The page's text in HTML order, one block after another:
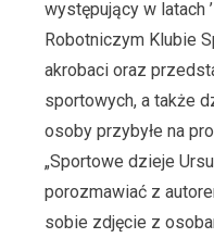
występujący w latach
Robotniczym Klubie
akrobaci oraz
sportowych, a także
osoby przybyłe na
„Sportowe dzieje
porozmawiać z
sobie zdjęcie z